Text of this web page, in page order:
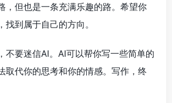
，但也是一条充满乐趣的路。希望你
到属于自己的方向。
不要迷信AI。AI可以帮你写一些简单的
取代你的思考和你的情感。写作，终